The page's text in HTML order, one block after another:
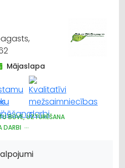
Mājaslapa
BŪVE, UZTURĒŠANA
DARBI
TEHNIKA
TEHNIKA
NOMA